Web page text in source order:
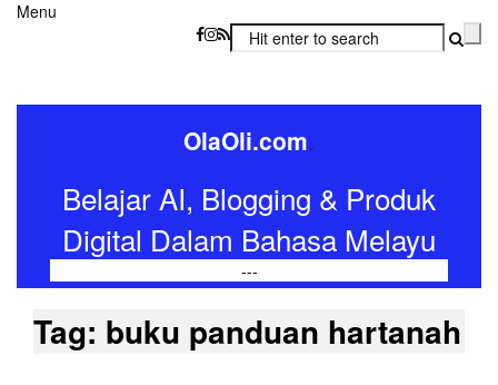
Menu
OlaOli.com.
Belajar AI, Blogging & Produk
Digital Dalam Bahasa Melayu
---
Tag: buku panduan hartanah